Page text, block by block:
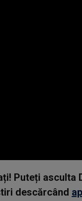
Volume
Puteți asculta
descărcând